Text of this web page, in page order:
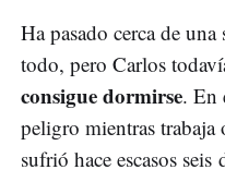
Ha pasado cerca de
todo, pero Carlos
consigue dormirse. En
peligro mientras trabaja
sufrió hace escasos seis